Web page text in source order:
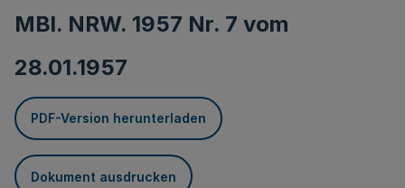
MBl. NRW. 1957 Nr. 7 vom
28.01.1957
PDF-Version herunterladen
Dokument ausdrucken